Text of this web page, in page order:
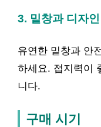
3. 밑창과 디자인
유연한 밑창과 안
하세요. 접지력이
니다.
구매 시기